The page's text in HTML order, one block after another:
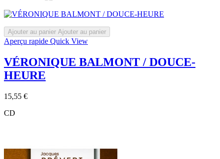
Ajouter au panier Ajouter au panier
Aperçu rapide Quick View
VÉRONIQUE BALMONT / DOUCE-
HEURE
15,55 €Prix
CD